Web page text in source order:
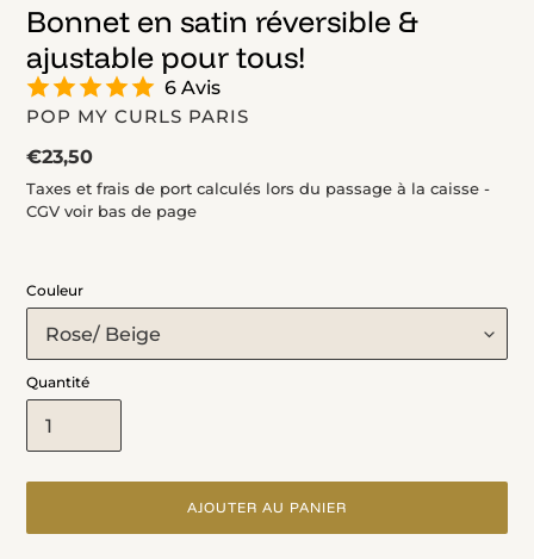
Bonnet en satin réversible &
ajustable pour tous!
6 Avis
DISTRIBUTEUR
POP MY CURLS PARIS
Prix
normal
€23,50
Taxes et frais de port calculés lors du passage à la caisse -
CGV voir bas de page
Couleur
Quantité
AJOUTER AU PANIER